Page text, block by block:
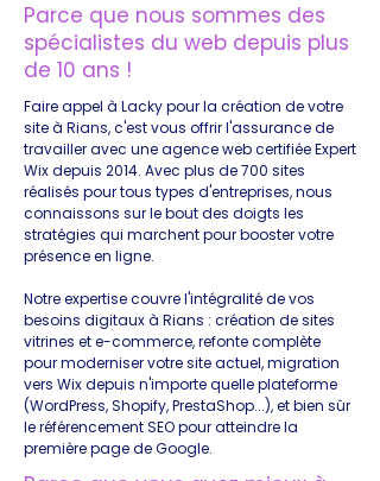
Parce que nous sommes des
spécialistes du web depuis plus
de 10 ans !
Faire appel à Lacky pour la création de votre
site à Rians, c'est vous offrir l'assurance de
travailler avec une agence web certifiée Expert
Wix depuis 2014. Avec plus de 700 sites
réalisés pour tous types d'entreprises, nous
connaissons sur le bout des doigts les
stratégies qui marchent pour booster votre
présence en ligne.
Notre expertise couvre l'intégralité de vos
besoins digitaux à Rians : création de sites
vitrines et e-commerce, refonte complète
pour moderniser votre site actuel, migration
vers Wix depuis n'importe quelle plateforme
(WordPress, Shopify, PrestaShop...), et bien sûr
le référencement SEO pour atteindre la
première page de Google.